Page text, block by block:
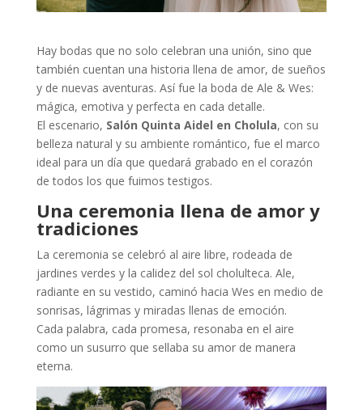
Hay bodas que no solo celebran una unión, sino que
también cuentan una historia llena de amor, de sueños
y de nuevas aventuras. Así fue la boda de Ale & Wes:
mágica, emotiva y perfecta en cada detalle.
El escenario, Salón Quinta Aidel en Cholula, con su
belleza natural y su ambiente romántico, fue el marco
ideal para un día que quedará grabado en el corazón
de todos los que fuimos testigos.
Una ceremonia llena de amor y
tradiciones
La ceremonia se celebró al aire libre, rodeada de
jardines verdes y la calidez del sol cholulteca. Ale,
radiante en su vestido, caminó hacia Wes en medio de
sonrisas, lágrimas y miradas llenas de emoción.
Cada palabra, cada promesa, resonaba en el aire
como un susurro que sellaba su amor de manera
eterna.